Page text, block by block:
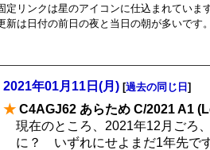
定リンクは星のアイコンに仕込まれています
新は日付の前日の夜と当日の朝が多いです
2021年01月11日(月) [過去の同じ日 ]
★ C4AGJ62 あらため C/2021 A1
現在のところ、2021年12月ごろ
に？ いずれにせよまだ1年先です